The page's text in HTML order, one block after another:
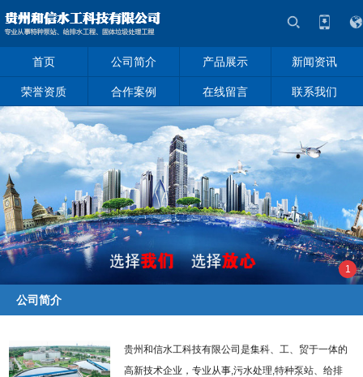
首页 公司简介 产品展示 新闻资讯
荣誉资质 合作案例 在线留言 联系我们
1
公司简介
贵州和信水工科技有限公司是集科、工、贸于一体的
高新技术企业，专业从事,污水处理,特种泵站、给排